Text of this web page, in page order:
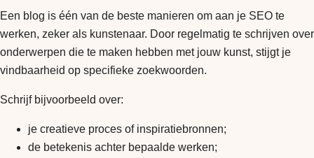
Een blog is één van de beste manieren om aan je SEO te
werken, zeker als kunstenaar. Door regelmatig te schrijven over
onderwerpen die te maken hebben met jouw kunst, stijgt je
vindbaarheid op specifieke zoekwoorden.
Schrijf bijvoorbeeld over:
je creatieve proces of inspiratiebronnen;
de betekenis achter bepaalde werken;